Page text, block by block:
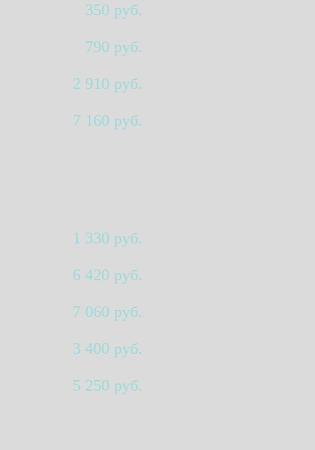
350 руб.
790 руб.
2 910 руб.
7 160 руб.
1 330 руб.
6 420 руб.
7 060 руб.
3 400 руб.
5 250 руб.